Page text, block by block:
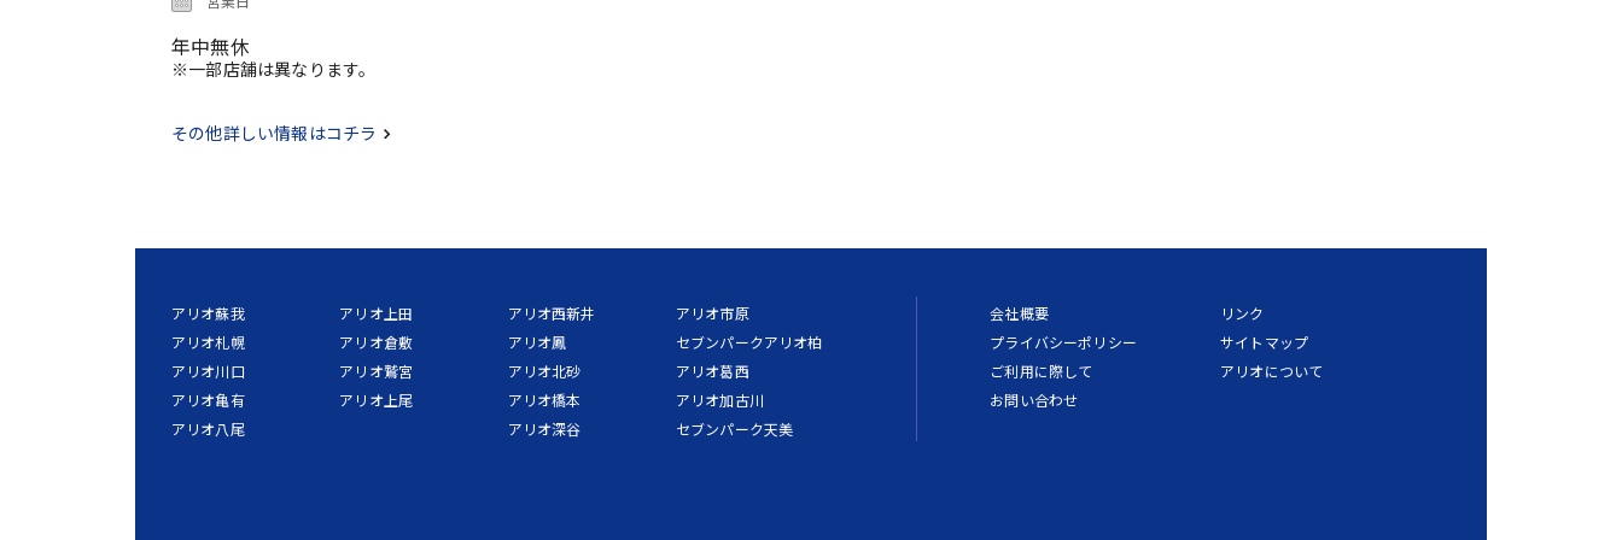
年中無休
※一部店舗は異なります。
その他詳しい情報はコチラ
アリオ蘇我
アリオ札幌
アリオ川口
アリオ亀有
アリオ八尾
アリオ上田
アリオ倉敷
アリオ鷲宮
アリオ上尾
アリオ西新井
アリオ鳳
アリオ北砂
アリオ橋本
アリオ深谷
アリオ市原
セブンパークアリオ柏
アリオ葛西
アリオ加古川
セブンパーク天美
会社概要
プライバシーポリシー
ご利用に際して
お問い合わせ
リンク
サイトマップ
アリオについて